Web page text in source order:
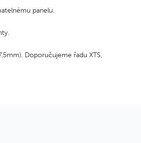
panelu.
Doporučujeme řadu XTS,